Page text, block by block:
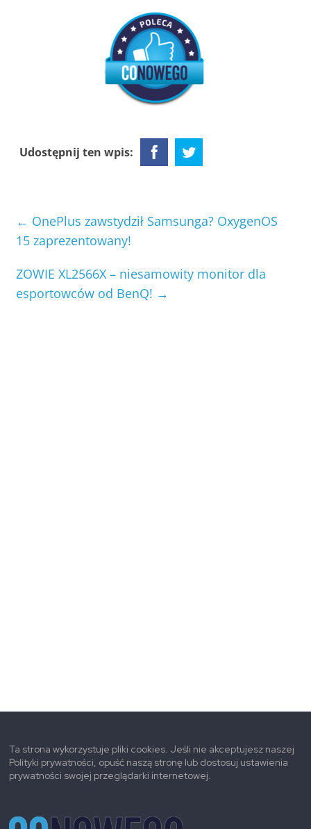
Udostępnij ten wpis:
← OnePlus zawstydził Samsunga? OxygenOS
15 zaprezentowany!
ZOWIE XL2566X – niesamowity monitor dla
esportowców od BenQ! →
Ta strona wykorzystuje pliki cookies. Jeśli nie akceptujesz naszej
Polityki prywatności, opuść naszą stronę lub dostosuj ustawienia
prywatności swojej przeglądarki internetowej.